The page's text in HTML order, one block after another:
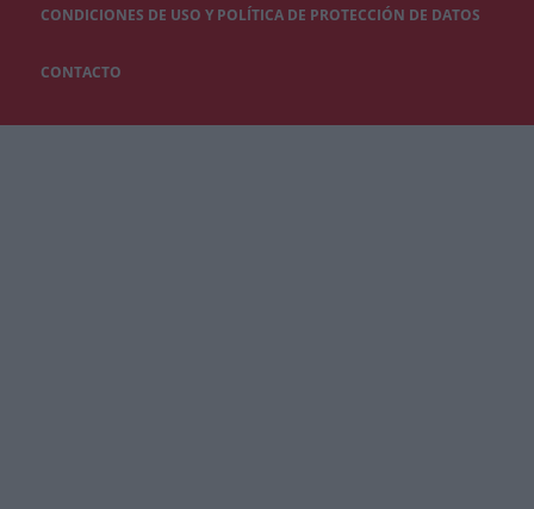
CONDICIONES DE USO Y POLÍTICA DE PROTECCIÓN DE DATOS
CONTACTO